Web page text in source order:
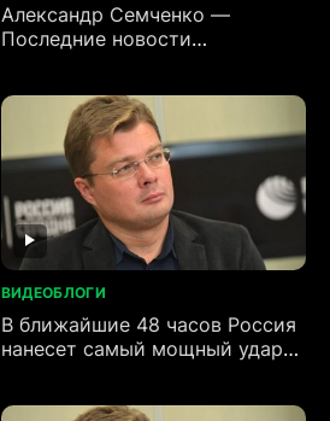
Александр Семченко —
Последние новости
ВИДЕОБЛОГИ
В ближайшие 48 часов Россия
нанесет самый мощный удар